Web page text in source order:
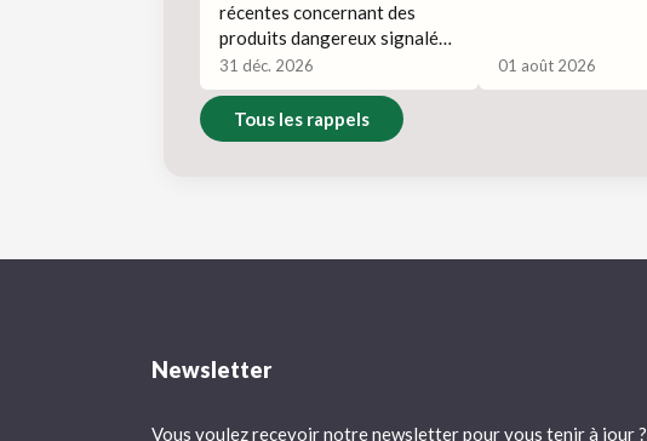
récentes concernant des
produits dangereux signalées
sur Safety Gate.
31 déc. 2026 01 août 2026
Tous les rappels
Newsletter
Vous voulez recevoir notre newsletter pour vous tenir à jour ?